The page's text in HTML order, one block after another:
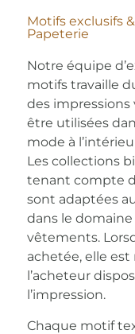
Motifs exclusifs
Papeterie
Notre équipe
motifs travaille
des
être utilisées
mode à
Les collections
tenant compte
sont adaptées
dans le
vêtements.
achetée, elle
l’acheteur
l’impression.
Chaque motif